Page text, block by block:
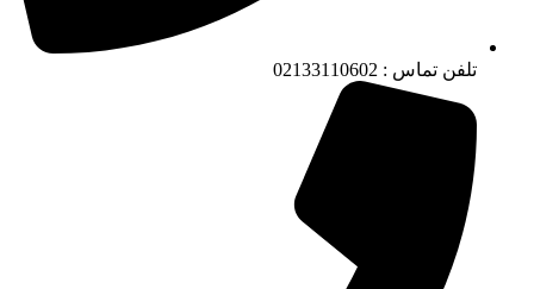
تلفن تماس : 02133110602